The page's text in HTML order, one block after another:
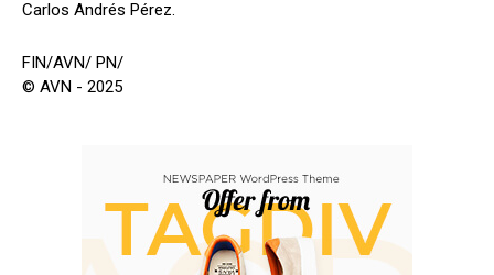
Carlos Andrés Pérez.
FIN/AVN/ PN/
© AVN - 2025